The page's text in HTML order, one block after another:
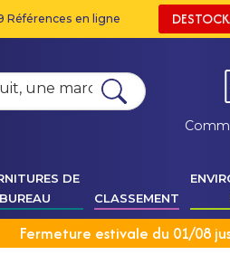
Références en ligne
DE
BUREAU
CLASSEMENT
Fermeture estivale du 01/08